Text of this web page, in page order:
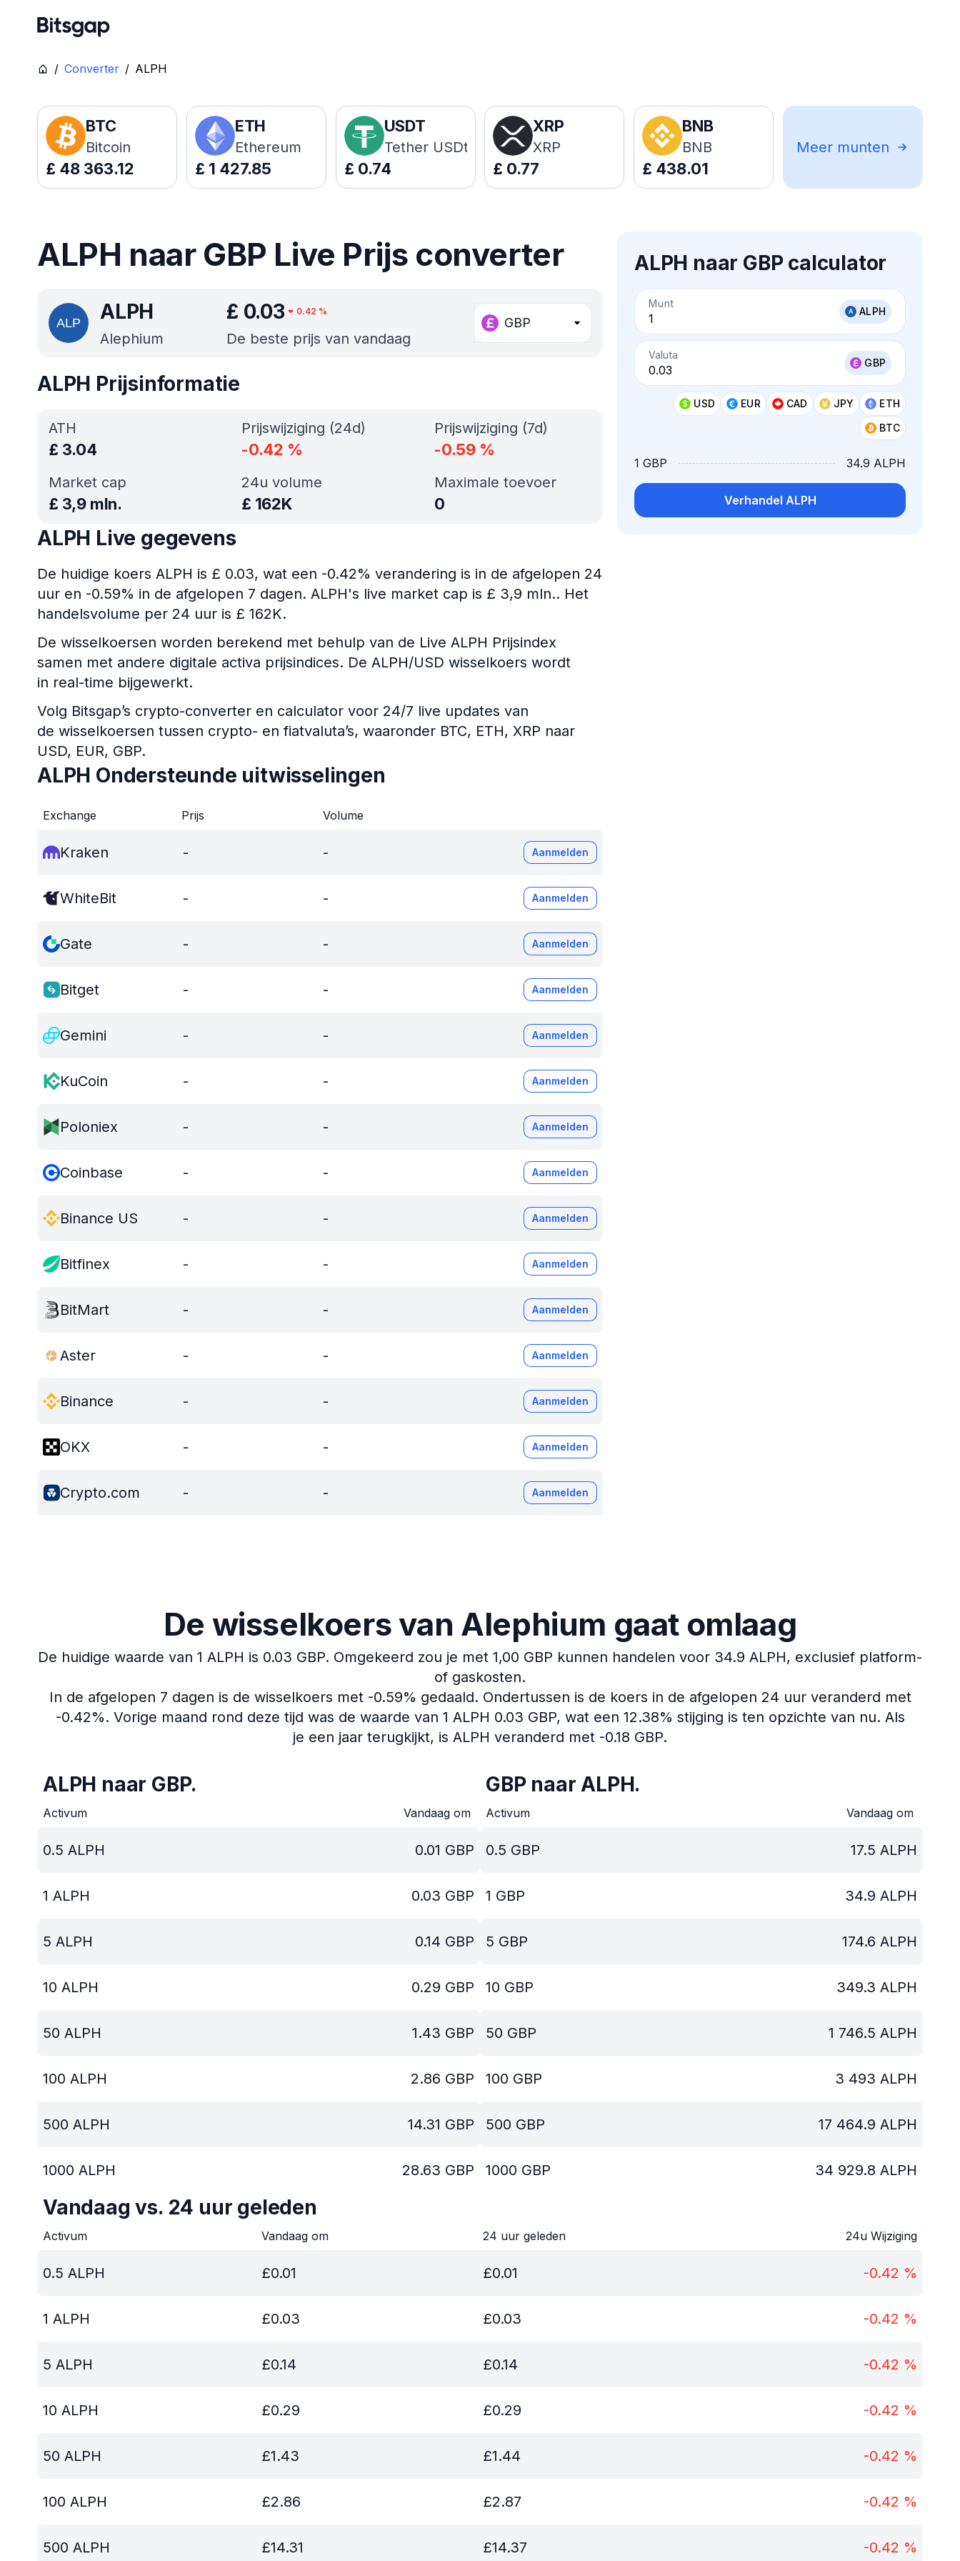
/ Converter / ALPH
BTC
Bitcoin
£ 48 363.12
ETH
Ethereum
£ 1 427.85
USDT
Tether USDt
£ 0.74
XRP
XRP
£ 0.77
BNB
BNB
£ 438.01
Meer munten
ALPH naar GBP Live Prijs converter
ALPH
Alephium
£ 0.03 0.42 %
De beste prijs van vandaag
GBP
ALPH naar GBP calculator
Munt
ALPH
Valuta
GBP
USD EUR CAD JPY
ETH
BTC
1 GBP 34.9 ALPH
Verhandel ALPH
ALPH Prijsinformatie
ATH
£ 3.04
Market cap
£ 3,9 mln.
Prijswijziging (24d)
-0.42 %
Prijswijziging (7d)
-0.59 %
24u volume
£ 162K
Maximale toevoer
0
ALPH Live gegevens
De huidige koers ALPH is £ 0.03, wat een -0.42% verandering is in de afgelopen 24
uur en -0.59% in de afgelopen 7 dagen. ALPH's live market cap is £ 3,9 mln.. Het
handelsvolume per 24 uur is £ 162K.
De wisselkoersen worden berekend met behulp van de Live ALPH Prijsindex
samen met andere digitale activa prijsindices. De ALPH/USD wisselkoers wordt
in real-time bijgewerkt.
Volg Bitsgap’s crypto-converter en calculator voor 24/7 live updates van
de wisselkoersen tussen crypto- en fiatvaluta’s, waaronder BTC, ETH, XRP naar
USD, EUR, GBP.
ALPH Ondersteunde uitwisselingen
Exchange Prijs Volume
Kraken - - Aanmelden
WhiteBit - - Aanmelden
Gate - - Aanmelden
Bitget - - Aanmelden
Gemini - - Aanmelden
KuCoin - - Aanmelden
Poloniex - - Aanmelden
Coinbase - - Aanmelden
Binance US - - Aanmelden
Bitfinex - - Aanmelden
BitMart - - Aanmelden
Aster - - Aanmelden
Binance - - Aanmelden
OKX - - Aanmelden
Crypto.com - - Aanmelden
De wisselkoers van Alephium gaat omlaag
De huidige waarde van 1 ALPH is 0.03 GBP. Omgekeerd zou je met 1,00 GBP kunnen handelen voor 34.9 ALPH, exclusief platform-
of gaskosten.
In de afgelopen 7 dagen is de wisselkoers met -0.59% gedaald. Ondertussen is de koers in de afgelopen 24 uur veranderd met
-0.42%. Vorige maand rond deze tijd was de waarde van 1 ALPH 0.03 GBP, wat een 12.38% stijging is ten opzichte van nu. Als
je een jaar terugkijkt, is ALPH veranderd met -0.18 GBP.
ALPH naar GBP.
Activum Vandaag om
0.5 ALPH 0.01 GBP
1 ALPH 0.03 GBP
5 ALPH 0.14 GBP
10 ALPH 0.29 GBP
50 ALPH 1.43 GBP
100 ALPH 2.86 GBP
500 ALPH 14.31 GBP
1000 ALPH 28.63 GBP
GBP naar ALPH.
Activum Vandaag om
0.5 GBP 17.5 ALPH
1 GBP 34.9 ALPH
5 GBP 174.6 ALPH
10 GBP 349.3 ALPH
50 GBP 1 746.5 ALPH
100 GBP 3 493 ALPH
500 GBP 17 464.9 ALPH
1000 GBP 34 929.8 ALPH
Vandaag vs. 24 uur geleden
Activum Vandaag om 24 uur geleden 24u Wijziging
0.5 ALPH £0.01 £0.01 -0.42 %
1 ALPH £0.03 £0.03 -0.42 %
5 ALPH £0.14 £0.14 -0.42 %
10 ALPH £0.29 £0.29 -0.42 %
50 ALPH £1.43 £1.44 -0.42 %
100 ALPH £2.86 £2.87 -0.42 %
500 ALPH £14.31 £14.37 -0.42 %